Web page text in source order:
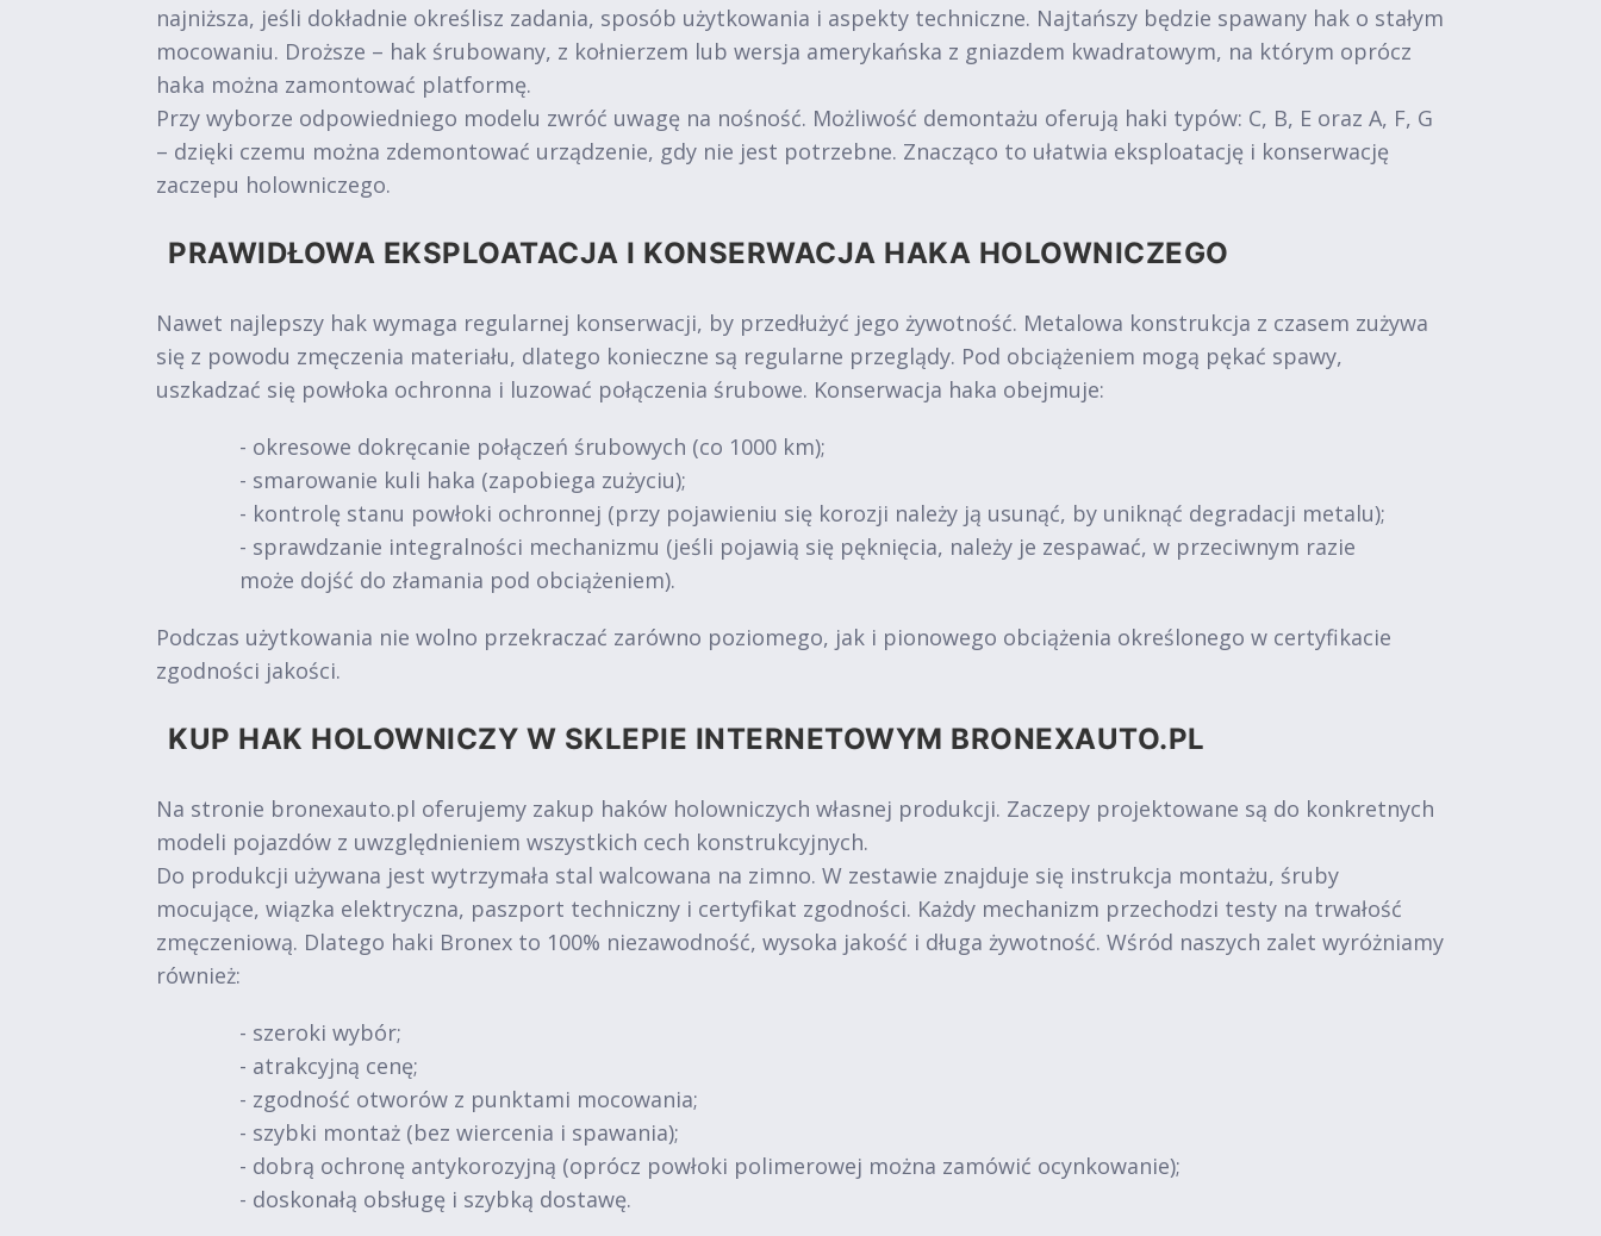
najniższa, jeśli dokładnie określisz zadania, sposób użytkowania i aspekty techniczne. Najtańszy będzie spawany hak o stałym
mocowaniu. Droższe – hak śrubowany, z kołnierzem lub wersja amerykańska z gniazdem kwadratowym, na którym oprócz
haka można zamontować platformę.
Przy wyborze odpowiedniego modelu zwróć uwagę na nośność. Możliwość demontażu oferują haki typów: C, B, E oraz A, F, G
– dzięki czemu można zdemontować urządzenie, gdy nie jest potrzebne. Znacząco to ułatwia eksploatację i konserwację
zaczepu holowniczego.
PRAWIDŁOWA EKSPLOATACJA I KONSERWACJA HAKA HOLOWNICZEGO
Nawet najlepszy hak wymaga regularnej konserwacji, by przedłużyć jego żywotność. Metalowa konstrukcja z czasem zużywa
się z powodu zmęczenia materiału, dlatego konieczne są regularne przeglądy. Pod obciążeniem mogą pękać spawy,
uszkadzać się powłoka ochronna i luzować połączenia śrubowe. Konserwacja haka obejmuje:
- okresowe dokręcanie połączeń śrubowych (co 1000 km);
- smarowanie kuli haka (zapobiega zużyciu);
- kontrolę stanu powłoki ochronnej (przy pojawieniu się korozji należy ją usunąć, by uniknąć degradacji metalu);
- sprawdzanie integralności mechanizmu (jeśli pojawią się pęknięcia, należy je zespawać, w przeciwnym razie
może dojść do złamania pod obciążeniem).
Podczas użytkowania nie wolno przekraczać zarówno poziomego, jak i pionowego obciążenia określonego w certyfikacie
zgodności jakości.
KUP HAK HOLOWNICZY W SKLEPIE INTERNETOWYM BRONEXAUTO.PL
Na stronie bronexauto.pl oferujemy zakup haków holowniczych własnej produkcji. Zaczepy projektowane są do konkretnych
modeli pojazdów z uwzględnieniem wszystkich cech konstrukcyjnych.
Do produkcji używana jest wytrzymała stal walcowana na zimno. W zestawie znajduje się instrukcja montażu, śruby
mocujące, wiązka elektryczna, paszport techniczny i certyfikat zgodności. Każdy mechanizm przechodzi testy na trwałość
zmęczeniową. Dlatego haki Bronex to 100% niezawodność, wysoka jakość i długa żywotność. Wśród naszych zalet wyróżniamy
również:
- szeroki wybór;
- atrakcyjną cenę;
- zgodność otworów z punktami mocowania;
- szybki montaż (bez wiercenia i spawania);
- dobrą ochronę antykorozyjną (oprócz powłoki polimerowej można zamówić ocynkowanie);
- doskonałą obsługę i szybką dostawę.